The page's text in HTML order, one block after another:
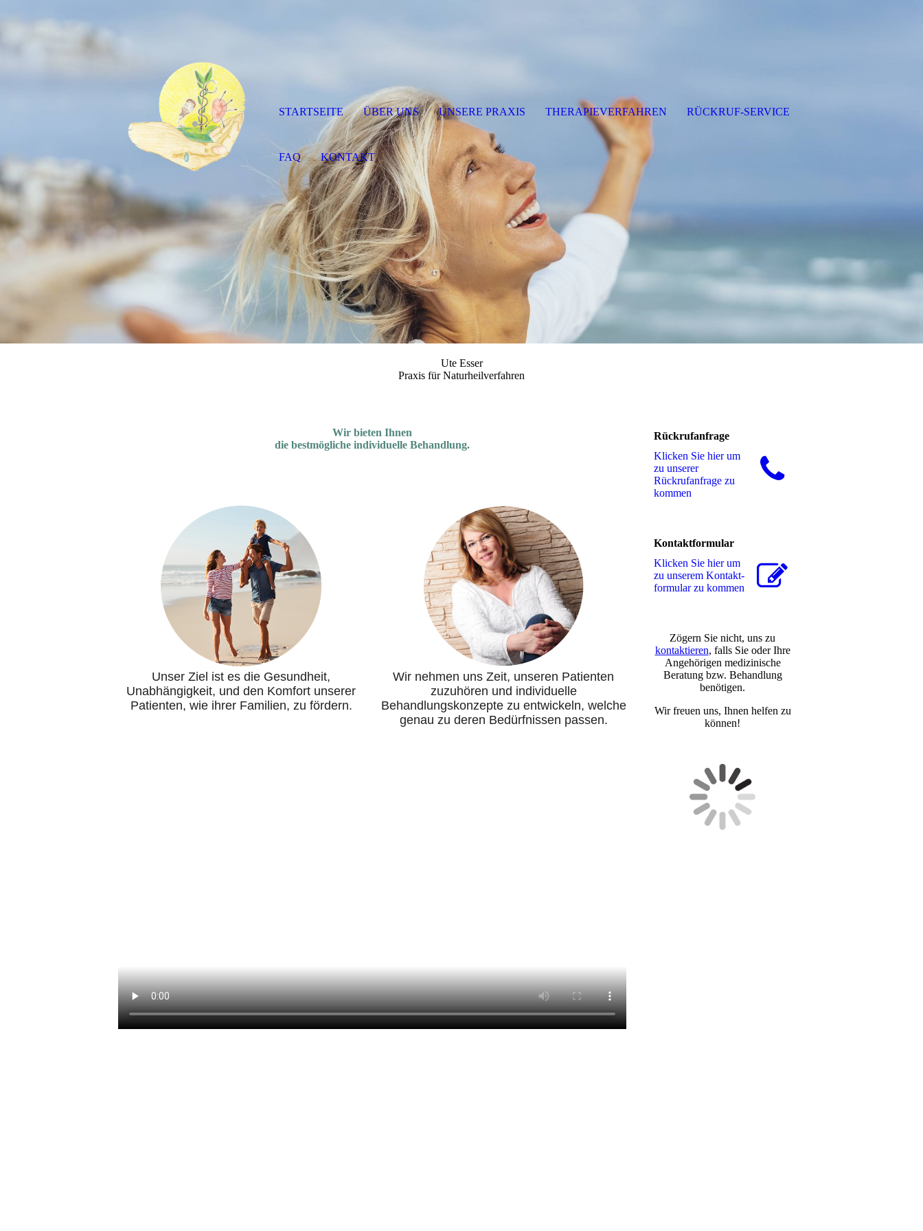
Ute Esser
Praxis für Naturheilverfahren
Wir bieten Ihnen
die bestmögliche individuelle Behandlung.
Unser Ziel ist es die Gesundheit,
Unabhängigkeit, und den Komfort unserer
Patienten, wie ihrer Familien, zu fördern.
Wir nehmen uns Zeit, unseren Patienten
zuzuhören und individuelle
Behandlungskonzepte zu entwickeln, welche
genau zu deren Bedürfnissen passen.
Rückrufanfrage
Klicken Sie hier um
zu unserer
Rückrufanfrage zu
kommen
Kontaktformular
Klicken Sie hier um
zu unserem Kon­takt­
for­mu­lar zu kommen
Zögern Sie nicht, uns zu
kontaktieren, falls Sie oder Ihre
Angehörigen medizinische
Beratung bzw. Behandlung
benötigen.
Wir freuen uns, Ihnen helfen zu
können!
STARTSEITE ÜBER UNS UNSERE PRAXIS THERAPIEVERFAHREN RÜCKRUF-SERVICE
FAQ KONTAKT